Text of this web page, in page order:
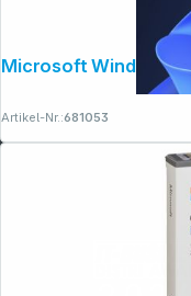
Artikel-Nr.:681053